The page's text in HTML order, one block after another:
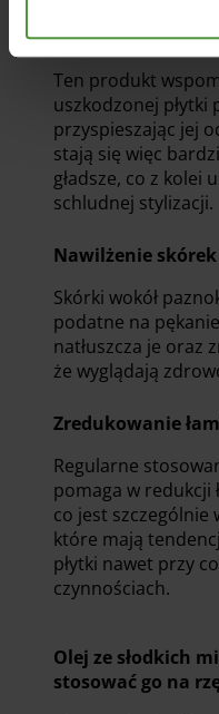
Poprawa
Ten produkt
uszkodzonej płytki
przyspieszając jej
stają się więc
gładsze, co z kolei
schludnej stylizacji.
Nawilżenie skórek
Skórki wokół
podatne na
natłuszcza je oraz
że wyglądają
Zredukowanie
Regularne
pomaga w redukcji
co jest szczególnie
które mają
płytki nawet przy
czynnościach.
Olej ze słodkich
stosować go na